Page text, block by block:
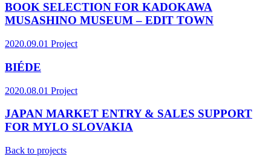
BOOK SELECTION FOR KADOKAWA
MUSASHINO MUSEUM – EDIT TOWN
2020.09.01 Project
BIÉDE
2020.08.01 Project
JAPAN MARKET ENTRY & SALES SUPPORT
FOR MYLO SLOVAKIA
Back to projects